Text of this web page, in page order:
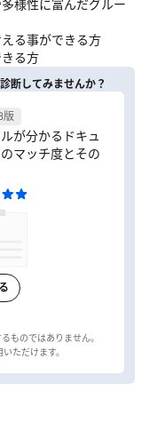
様性に富んだグルー
る事ができる方
る方
断してみませんか？
版
が分かるドキュ
マッチ度とその
ものではありません。